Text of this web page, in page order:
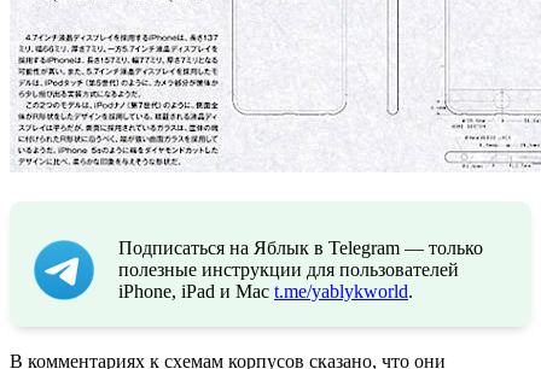
Подписаться на Яблык в Telegram — только
полезные инструкции для пользователей
iPhone, iPad и Mac t.me/yablykworld.
В комментариях к схемам корпусов сказано, что они